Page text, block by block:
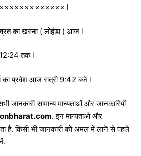
l
व्रत का खरना ( लोहंडा ) आज l
तक l
का प्रवेश आज रात्री 9:42 बजे l
जानकारी सामान्य मान्यताओं और जानकारियों
. इन मान्यताओं और
है. किसी भी जानकारी को अमल में लाने से पहले